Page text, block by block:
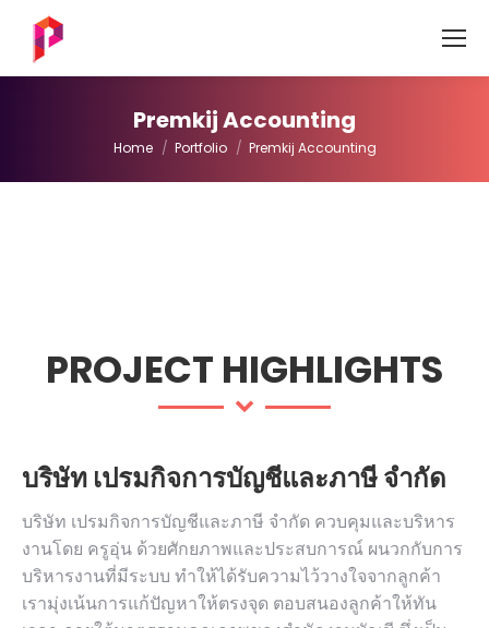
Premkij Accounting
You are here:
Home Portfolio Premkij Accounting
PROJECT HIGHLIGHTS
บริษัท เปรมกิจการบัญชีและภาษี จำกัด
บริษัท เปรมกิจการบัญชีและภาษี จำกัด ควบคุมและบริหาร
งานโดย ครูอุ่น ด้วยศักยภาพและประสบการณ์ ผนวกกับการ
บริหารงานที่มีระบบ ทำให้ได้รับความไว้วางใจจากลูกค้า
เรามุ่งเน้นการแก้ปัญหาให้ตรงจุด ตอบสนองลูกค้าให้ทัน